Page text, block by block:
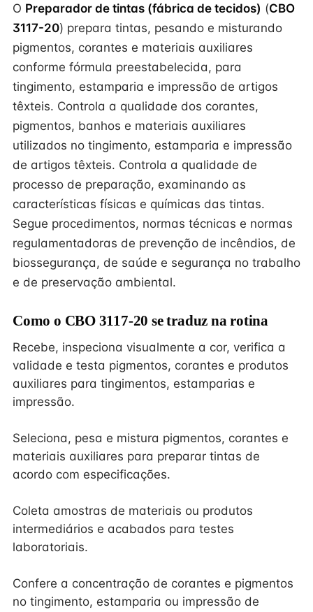
O Preparador de tintas (fábrica de tecidos) (CBO
3117-20) prepara tintas, pesando e misturando
pigmentos, corantes e materiais auxiliares
conforme fórmula preestabelecida, para
tingimento, estamparia e impressão de artigos
têxteis. Controla a qualidade dos corantes,
pigmentos, banhos e materiais auxiliares
utilizados no tingimento, estamparia e impressão
de artigos têxteis. Controla a qualidade de
processo de preparação, examinando as
características físicas e químicas das tintas.
Segue procedimentos, normas técnicas e normas
regulamentadoras de prevenção de incêndios, de
biossegurança, de saúde e segurança no trabalho
e de preservação ambiental.
Como o CBO 3117-20 se traduz na rotina
Recebe, inspeciona visualmente a cor, verifica a
validade e testa pigmentos, corantes e produtos
auxiliares para tingimentos, estamparias e
impressão.
Seleciona, pesa e mistura pigmentos, corantes e
materiais auxiliares para preparar tintas de
acordo com especificações.
Coleta amostras de materiais ou produtos
intermediários e acabados para testes
laboratoriais.
Confere a concentração de corantes e pigmentos
no tingimento, estamparia ou impressão de